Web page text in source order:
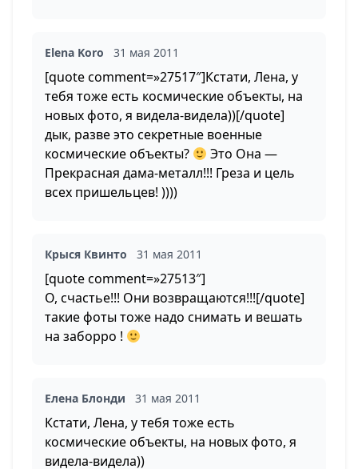
Elena Koro 31 мая 2011
[quote comment=»27517″]Кстати, Лена, у
тебя тоже есть космические объекты, на
новых фото, я видела-видела))[/quote]
дык, разве это секретные военные
космические объекты?
Это Она —
Прекрасная дама-металл!!! Греза и цель
всех пришельцев! ))))
Крыся Квинто 31 мая 2011
[quote comment=»27513″]
О, счастье!!! Они возвращаются!!![/quote]
такие фоты тоже надо снимать и вешать
на заборро !
Елена Блонди 31 мая 2011
Кстати, Лена, у тебя тоже есть
космические объекты, на новых фото, я
видела-видела))